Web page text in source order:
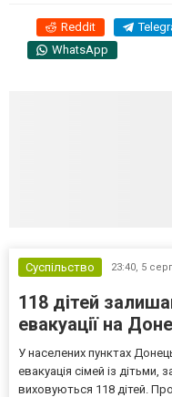
Reddit
WhatsApp
Суспільство 23:40, 5
118 дітей
евакуації на
У населених пунктах
евакуація сімей із
виховуються 118 дітей.